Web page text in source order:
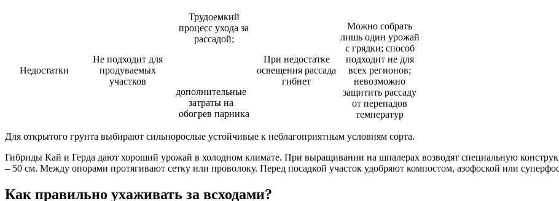
Недостатки
Не подходит для
продуваемых
участков
Трудоемкий
процесс ухода за
рассадой;
дополнительные
затраты на
обогрев парника
При недостатке
освещения рассада
гибнет
Можно собрать
лишь один урожай
с грядки; способ
подходит не для
всех регионов;
невозможно
защитить рассаду
от перепадов
температур
Для открытого грунта выбирают сильнорослые устойчивые к неблагоприятным условиям сорта.
Гибриды Кай и Герда дают хороший урожай в холодном климате. При выращивании на шпалерах возводят специальную
– 50 см. Между опорами протягивают сетку или проволоку. Перед посадкой участок удобряют компостом, азофоской или
Как правильно ухаживать за всходами?